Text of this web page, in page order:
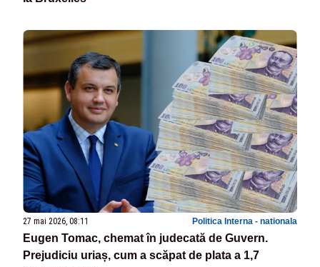
27 mai 2026, 08:11 Politica Interna - nationala
Eugen Tomac, chemat în judecată de Guvern.
Prejudiciu uriaș, cum a scăpat de plata a 1,7